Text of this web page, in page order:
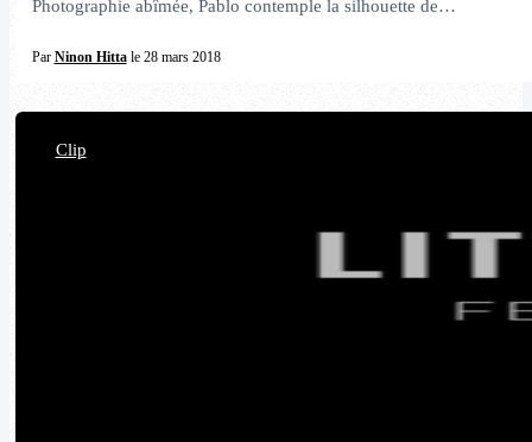
Photographie abîmée, Pablo contemple la silhouette de…
Par Ninon Hittale 28 mars 2018
Clip